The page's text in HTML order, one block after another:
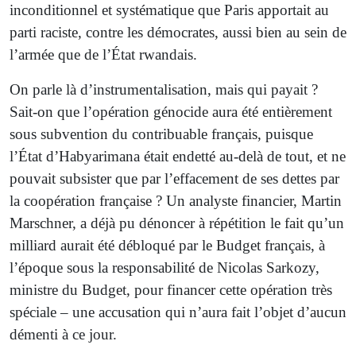
inconditionnel et systématique que Paris apportait au
parti raciste, contre les démocrates, aussi bien au sein de
l’armée que de l’État rwandais.
On parle là d’instrumentalisation, mais qui payait ?
Sait-on que l’opération génocide aura été entièrement
sous subvention du contribuable français, puisque
l’État d’Habyarimana était endetté au-delà de tout, et ne
pouvait subsister que par l’effacement de ses dettes par
la coopération française ? Un analyste financier, Martin
Marschner, a déjà pu dénoncer à répétition le fait qu’un
milliard aurait été débloqué par le Budget français, à
l’époque sous la responsabilité de Nicolas Sarkozy,
ministre du Budget, pour financer cette opération très
spéciale – une accusation qui n’aura fait l’objet d’aucun
démenti à ce jour.